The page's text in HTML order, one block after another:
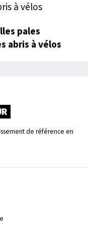
pales
abris à vélos
de référence en